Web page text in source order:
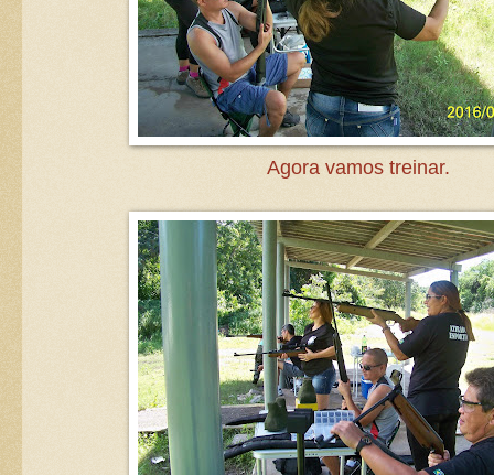
Agora vamos treinar.